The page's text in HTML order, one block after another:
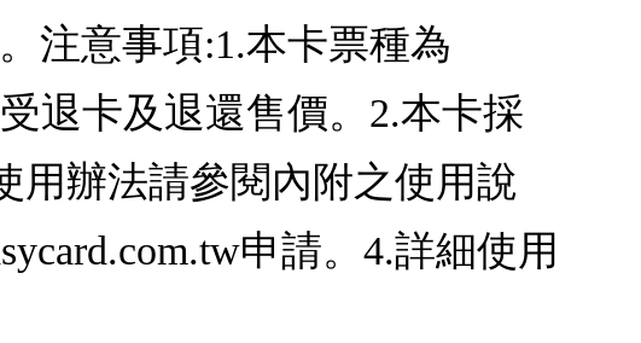
注意事項:1.本卡票種為
退卡及退還售價。2.本卡採
用辦法請參閱內附之使用說
申請。4.詳細使用